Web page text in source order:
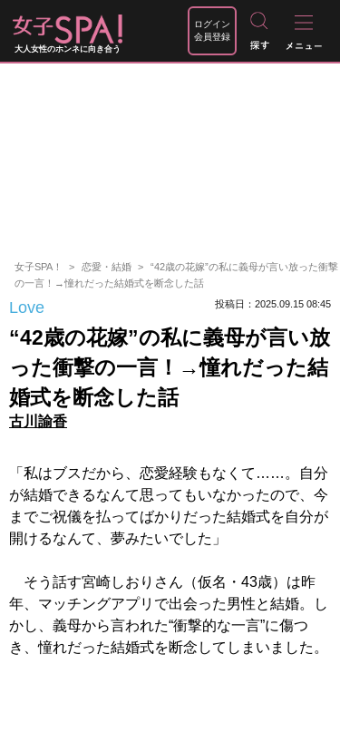
大人女性のホンネに向き合う
ログイン
会員登録
女子SPA！ 恋愛・結婚
“42歳の花嫁”の私に義母が言い放った衝撃
の一言！→憧れだった結婚式を断念した話
Love 投稿日：2025.09.15 08:45
“42歳の花嫁”の私に義母が言い放
った衝撃の一言！→憧れだった結
婚式を断念した話
古川諭香
「私はブスだから、恋愛経験もなくて……。自分
が結婚できるなんて思ってもいなかったので、今
までご祝儀を払ってばかりだった結婚式を自分が
開けるなんて、夢みたいでした」
そう話す宮崎しおりさん（仮名・43歳）は昨
年、マッチングアプリで出会った男性と結婚。し
かし、義母から言われた“衝撃的な一言”に傷つ
き、憧れだった結婚式を断念してしまいました。